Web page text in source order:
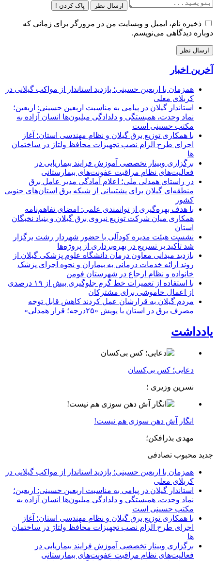
ارسال نظر پاک کردن !
ذخیره نام، ایمیل و وبسایت من در مرورگر برای زمانی که
دوباره دیدگاهی می‌نویسم.
آخرین اخبار
همزمان با اربعین حسینی؛ بازدید استاندار از مواکب گیلانی در
کربلای معلی
استاندار گیلان در پیامی به مناسبت اربعین حسینی: اربعین؛
نماد وحدت، همبستگی و دلدادگی میلیون‌ها انسان آزاده به
مکتب حسینی است
با همکاری توزیع برق گیلان و نظام مهندسی استان؛ آغاز
اجرای طرح الزام نصب تجهیزات محافظ ولتاژ در ساختمان
ها
برگزاری وبینار تخصصی آموزش فرایند بیماریابی در
فعالیت‌های نظام مراقبت عفونت‌های بیمارستانی
در راستای همدلی ملی؛ اعلام آمادگی مدیر عامل برق
منطقه‌ای گیلان برای پشتیبانی از شبكه برق استان‌های جنوبی
كشور
با هدف بهره‌گیری از توانمندی علمی: امضای تفاهم‌نامه
همكاری میان شركت توزیع نیروی برق گیلان و بنیاد نخبگان
استان
نشست هیئت مدیره کودآلی با حضور شهردار رشت برگزار
شد تأکید بر تسریع در بهره‌برداری از پروژه‌ها
بازدید میدانی معاون درمان دانشگاه علوم پزشکی گیلان از
روند ارائه خدمات درمانی به بیماران و نحوه اجرای پزشک
خانواده و نظام ارجاع در شهرستان فومن
با استفاده از تعمیرات خط گرم جلوگیری بیش از ۱۹ درصدی
از اعمال خاموشی برای مشتركان
مردم گیلان به قرارشان عمل کردند كاهش قابل توجه
مصرف برق در استان با پویش «۲۵درجه؛ قرار همدلی»
یادداشت
دعایی؛ کس بی‌کسان
نسرین وزیری ؛
انگار آش دهن سوزی هم نیست!
مهدی بذرافکن؛
جدید محبوب تصادفی
همزمان با اربعین حسینی؛ بازدید استاندار از مواکب گیلانی در
کربلای معلی
استاندار گیلان در پیامی به مناسبت اربعین حسینی: اربعین؛
نماد وحدت، همبستگی و دلدادگی میلیون‌ها انسان آزاده به
مکتب حسینی است
با همکاری توزیع برق گیلان و نظام مهندسی استان؛ آغاز
اجرای طرح الزام نصب تجهیزات محافظ ولتاژ در ساختمان
ها
برگزاری وبینار تخصصی آموزش فرایند بیماریابی در
فعالیت‌های نظام مراقبت عفونت‌های بیمارستانی